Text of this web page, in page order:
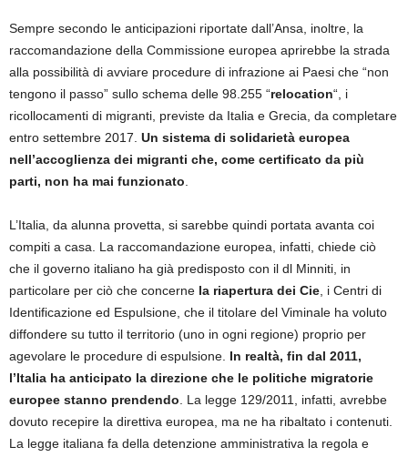
Sempre secondo le anticipazioni riportate dall’Ansa, inoltre, la
raccomandazione della Commissione europea aprirebbe la strada
alla possibilità di avviare procedure di infrazione ai Paesi che “non
tengono il passo” sullo schema delle 98.255 “relocation“, i
ricollocamenti di migranti, previste da Italia e Grecia, da completare
entro settembre 2017. Un sistema di solidarietà europea
nell’accoglienza dei migranti che, come certificato da più
parti, non ha mai funzionato
L’Italia, da alunna provetta, si sarebbe quindi portata avanta coi
compiti a casa. La raccomandazione europea, infatti, chiede ciò
che il governo italiano ha già predisposto con il dl Minniti, in
particolare per ciò che concerne la riapertura dei Cie , i Centri di
Identificazione ed Espulsione, che il titolare del Viminale ha voluto
diffondere su tutto il territorio (uno in ogni regione) proprio per
agevolare le procedure di espulsione. In realtà, fin dal 2011,
l’Italia ha anticipato la direzione che le politiche migratorie
europee stanno prendendo . La legge 129/2011, infatti, avrebbe
dovuto recepire la direttiva europea, ma ne ha ribaltato i contenuti.
La legge italiana fa della detenzione amministrativa la regola e